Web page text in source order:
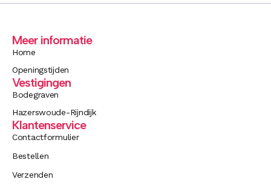
Meer informatie
Home
Openingstijden
Vestigingen
Bodegraven
Hazerswoude-Rijndijk
Klantenservice
Contactformulier
Bestellen
Verzenden